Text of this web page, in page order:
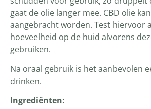
gaat de olie langer mee. CBD olie
aangebracht worden. Test hiervoor
hoeveelheid op de huid alvorens
gebruiken.
Na oraal gebruik is het aanbevolen
drinken.
Ingrediënten: